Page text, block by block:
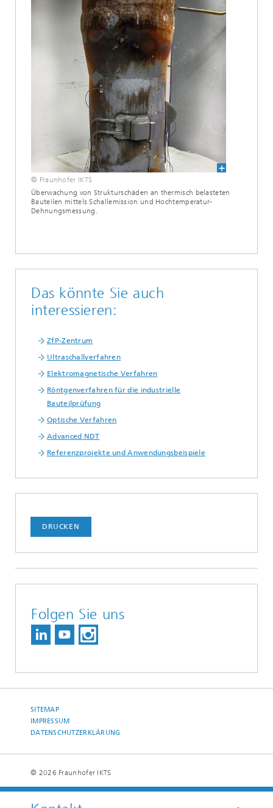
© Fraunhofer IKTS
Überwachung von Strukturschäden an thermisch belasteten
Bauteilen mittels Schallemission und Hochtemperatur-
Dehnungsmessung.
Das könnte Sie auch
interessieren:
ZfP-Zentrum
Ultraschallverfahren
Elektromagnetische Verfahren
Röntgenverfahren für die industrielle
Bauteilprüfung
Optische Verfahren
Advanced NDT
Referenzprojekte und Anwendungsbeispiele
DRUCKEN
Folgen Sie uns
SITEMAP
IMPRESSUM
DATENSCHUTZERKLÄRUNG
© 2026 Fraunhofer IKTS